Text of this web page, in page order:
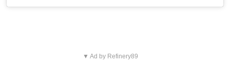
▼ Ad by Refinery89